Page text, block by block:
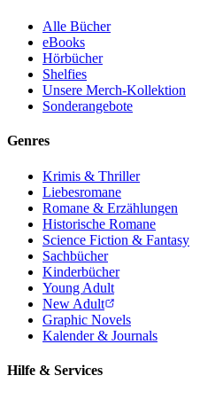
Alle Bücher
eBooks
Hörbücher
Shelfies
Unsere Merch-Kollektion
Sonderangebote
Genres
Krimis & Thriller
Liebesromane
Romane & Erzählungen
Historische Romane
Science Fiction & Fantasy
Sachbücher
Kinderbücher
Young Adult
New Adult
Graphic Novels
Kalender & Journals
Hilfe & Services